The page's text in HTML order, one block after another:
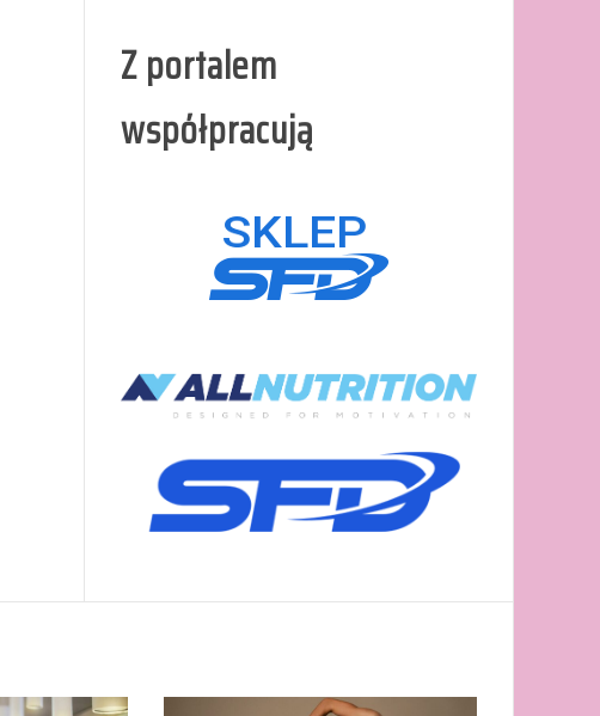
Z portalem
współpracują